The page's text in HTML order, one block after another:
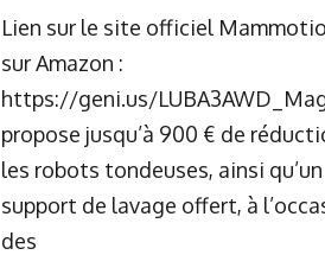
Lien sur le site officiel
sur Amazon :
https://geni.us/
propose jusqu’à 900 € de
les robots tondeuses, ainsi qu’un
support de lavage offert, à
des